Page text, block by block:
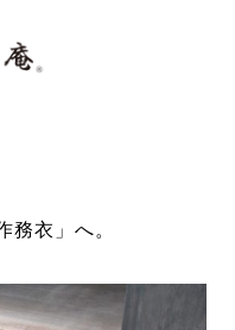
Navigation
務衣」へ。